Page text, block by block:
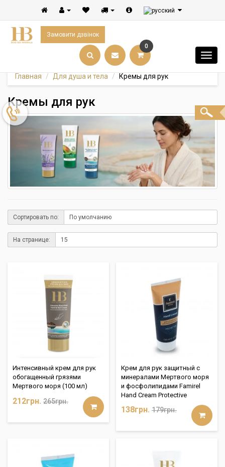
Замовити дзвінок
0
Главная Для душа и тела Кремы для рук
Кремы для рук
Сортировать по:
На странице:
Интенсивный крем для рук
обогащенный грязями
Мертвого моря (100 мл)
212грн. 265грн.
Крем для рук защитный с
минералами Мертвого моря
и фосфолипидами Famirel
Hand Cream Protective
138грн. 179грн.